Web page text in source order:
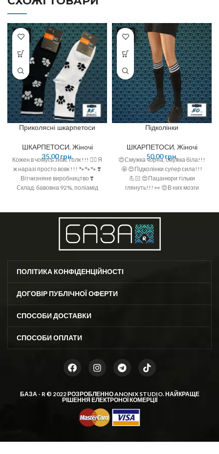
Приколясні шкарпетоси
ШКАРПЕТОСИ, Жіночі
35,00грн.
Кожен в чомусь знає толк !!! ☝🏻 Я
ж наразі просто вовк !!! 🐾🐾🐾 ❣️
Вітчизняне виробництво ❣️
Склад: бавовна 92%, поліамід
Підколінки
ШКАРПЕТОСИ, Жіночі
50,00грн.
😍Смужка чорна, смужка біла!!!
🤩 😍Підколінки супер сила!!!
💪🏻 😍Пацанюри тільки
глянуть!!! 👀 😍В них мозги
Розмір: 36-40 (One size) ❣️
Уточнюйте в коментарі до
замовлення з смужками чи без😍
ПОЛІТИКА КОНФІДЕНЦІЙНОСТІ
ДОГОВІР ПУБЛІЧНОЇ ОФЕРТИ
СПОСОБИ ДОСТАВКИ
СПОСОБИ ОПЛАТИ
БАЗА - R © 2022 РОЗРОБЛЕННОANONIX STUDIO. НАЙКРАЩЕ
РІШЕННЯ ЕЛЕКТРОНОЇ КОМЕРЦІЇ